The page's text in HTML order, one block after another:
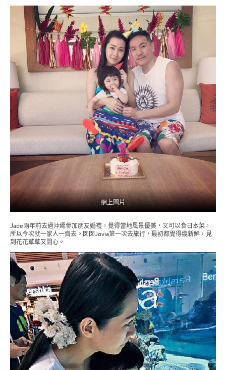
網上圖片
Jade兩年前去過沖繩參加朋友婚禮，覺得當地風景優美，又可以食日本菜，
所以今次就一家人一齊去。囡囡Jovia第一次去旅行，最初都覺得幾新鮮，見
到花花草草又開心。